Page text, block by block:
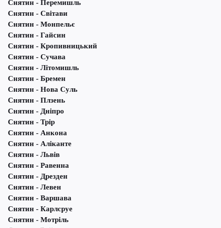
Снятин - Перемишль
Снятин - Світави
Снятин - Монпельє
Снятин - Гайсин
Снятин - Кропивницький
Снятин - Сучава
Снятин - Літомишль
Снятин - Бремен
Снятин - Нова Суль
Снятин - Плзень
Снятин - Дніпро
Снятин - Трір
Снятин - Анкона
Снятин - Аліканте
Снятин - Львів
Снятин - Равенна
Снятин - Дрезден
Снятин - Левен
Снятин - Варшава
Снятин - Карлсруе
Снятин - Мотріль